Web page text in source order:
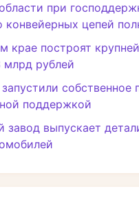
при
конвейерных цепей
крае построят
млрд рублей
поддержкой
завод выпускает